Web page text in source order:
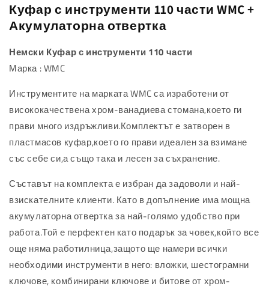
инструменти
110
части
+
Акумулаторна
инструменти
110
части
+
Куфар с инструменти 110 части WMC +
Акумулаторна отвертка
Немски Куфар с инструменти 110 части
Марка : WMC
Инструментите на марката WMC са изработени от
висококачествена хром-ванадиева стомана,което ги
прави много издръжливи.Комплектът е затворен в
пластмасов куфар,което го прави идеален за взимане
със себе си,а също така и лесен за съхранение.
Съставът на комплекта е избран да задоволи и най-
взискателните клиенти. Като в допълнение има мощна
акумулаторна отвертка за най-голямо удобство при
работа.Той е перфектен като подарък за човек,който все
още няма работилница,защото ще намери всички
необходими инструменти в него: вложки, шестограмни
ключове, комбинирани ключове и битове от хром-